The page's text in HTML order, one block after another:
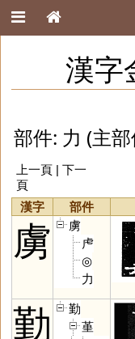
漢字
部件: 力 (主
上一頁| 下一
頁
漢字 部件
虜
虜
虍
◎
力
勤
勤
堇